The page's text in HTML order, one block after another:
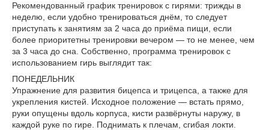
Рекомендованный график тренировок с гирями: трижды в
неделю, если удобно тренироваться днём, то следует
приступать к занятиям за 2 часа до приёма пищи, если
более приоритетны тренировки вечером — то не менее, чем
за 3 часа до сна. Собственно, программа тренировок с
использованием гирь выглядит так:
ПОНЕДЕЛЬНИК
Упражнение для развития бицепса и трицепса, а также для
укрепления кистей. Исходное положение — встать прямо,
руки опущены вдоль корпуса, кисти развёрнуты наружу, в
каждой руке по гире. Поднимать к плечам, сгибая локти.